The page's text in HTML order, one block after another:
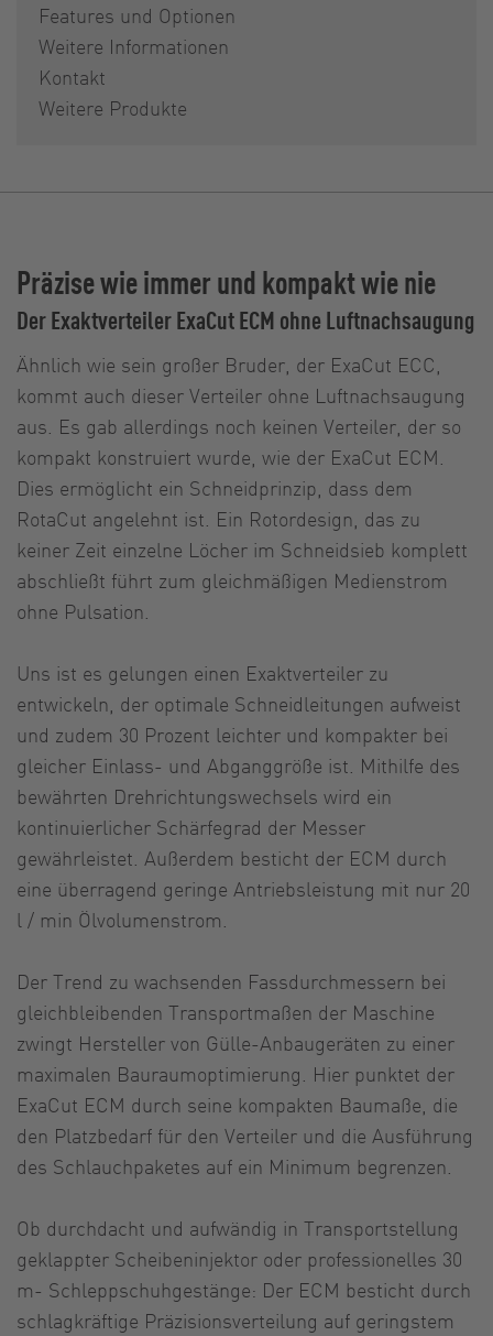
Features und Optionen
Weitere Informationen
Kontakt
Weitere Produkte
Präzise wie immer und kompakt wie nie
Der Exaktverteiler ExaCut ECM ohne Luftnachsaugung
Ähnlich wie sein großer Bruder, der ExaCut ECC,
kommt auch dieser Verteiler ohne Luftnachsaugung
aus. Es gab allerdings noch keinen Verteiler, der so
kompakt konstruiert wurde, wie der ExaCut ECM.
Dies ermöglicht ein Schneidprinzip, dass dem
RotaCut angelehnt ist. Ein Rotordesign, das zu
keiner Zeit einzelne Löcher im Schneidsieb komplett
abschließt führt zum gleichmäßigen Medienstrom
ohne Pulsation.
Uns ist es gelungen einen Exaktverteiler zu
entwickeln, der optimale Schneidleitungen aufweist
und zudem 30 Prozent leichter und kompakter bei
gleicher Einlass- und Abganggröße ist. Mithilfe des
bewährten Drehrichtungswechsels wird ein
kontinuierlicher Schärfegrad der Messer
gewährleistet. Außerdem besticht der ECM durch
eine überragend geringe Antriebsleistung mit nur 20
l / min Ölvolumenstrom.
Der Trend zu wachsenden Fassdurchmessern bei
gleichbleibenden Transportmaßen der Maschine
zwingt Hersteller von Gülle-Anbaugeräten zu einer
maximalen Bauraumoptimierung. Hier punktet der
ExaCut ECM durch seine kompakten Baumaße, die
den Platzbedarf für den Verteiler und die Ausführung
des Schlauchpaketes auf ein Minimum begrenzen.
Ob durchdacht und aufwändig in Transportstellung
geklappter Scheibeninjektor oder professionelles 30
m- Schleppschuhgestänge: Der ECM besticht durch
schlagkräftige Präzisionsverteilung auf geringstem